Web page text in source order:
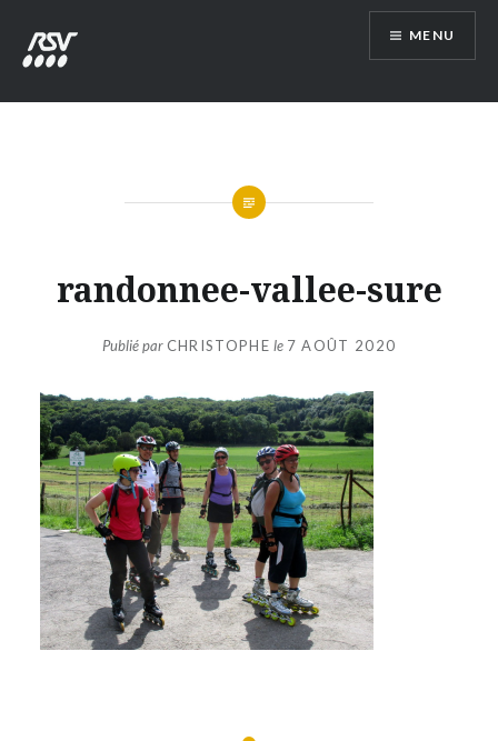
contenu
RSV54
MENU
randonnee-vallee-sure
Publié par CHRISTOPHE le 7 AOÛT 2020